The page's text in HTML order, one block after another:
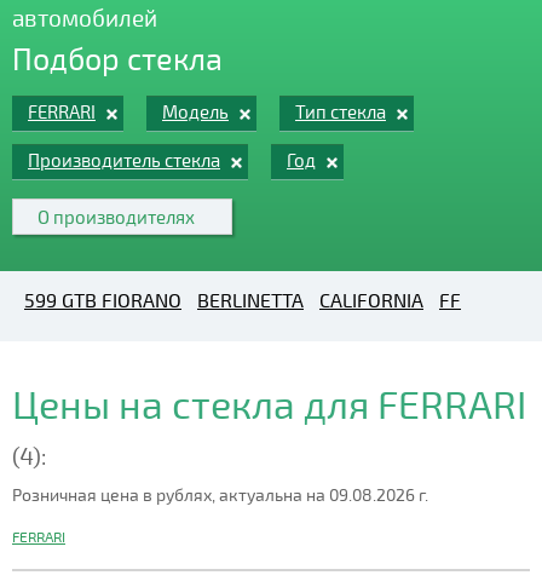
автомобилей
Подбор стекла
FERRARI Модель Тип стекла
Производитель стекла Год
О производителях
599 GTB FIORANO BERLINETTA CALIFORNIA FF
Цены на стекла для FERRARI
(4):
Розничная цена в рублях, актуальна на 09.08.2026 г.
FERRARI